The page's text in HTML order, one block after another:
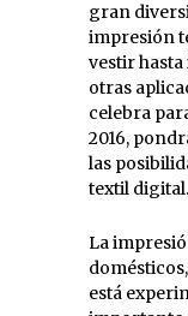
gran
impresión
vestir
otras
celebra
2016,
las
textil digital.
La
está